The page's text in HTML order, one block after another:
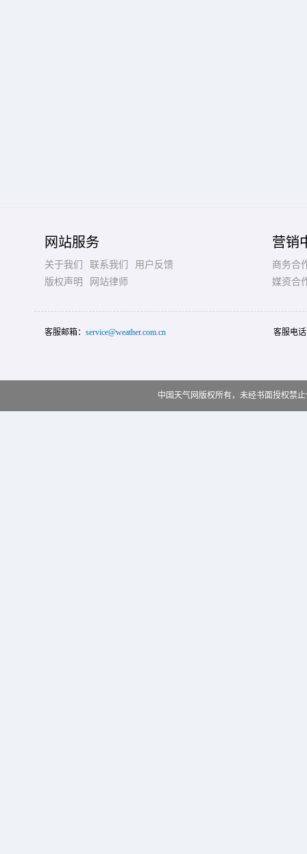
网站服务
关于我们 联系我们
用户反馈
版权声明
网站律师
营销
商务合
媒资合
客服邮箱： service@weather.com.cn 客服电
中国天气网版权所有，未经书面授权